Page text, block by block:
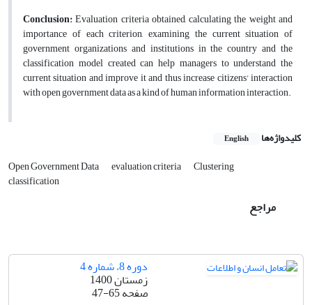
Conclusion:Evaluation criteria obtained, calculating the weight and
importance of each criterion, examining the current situation of
government organizations and institutions in the country and the
classification model created can help managers to understand the
current situation and improve it and thus increase citizens' interaction
with open government data as a kind of human information interaction.
کلیدواژه‌ها English
Open Government Data evaluation criteria Clustering
classification
مراجع
دوره 8، شماره 4
زمستان 1400
صفحه47-65